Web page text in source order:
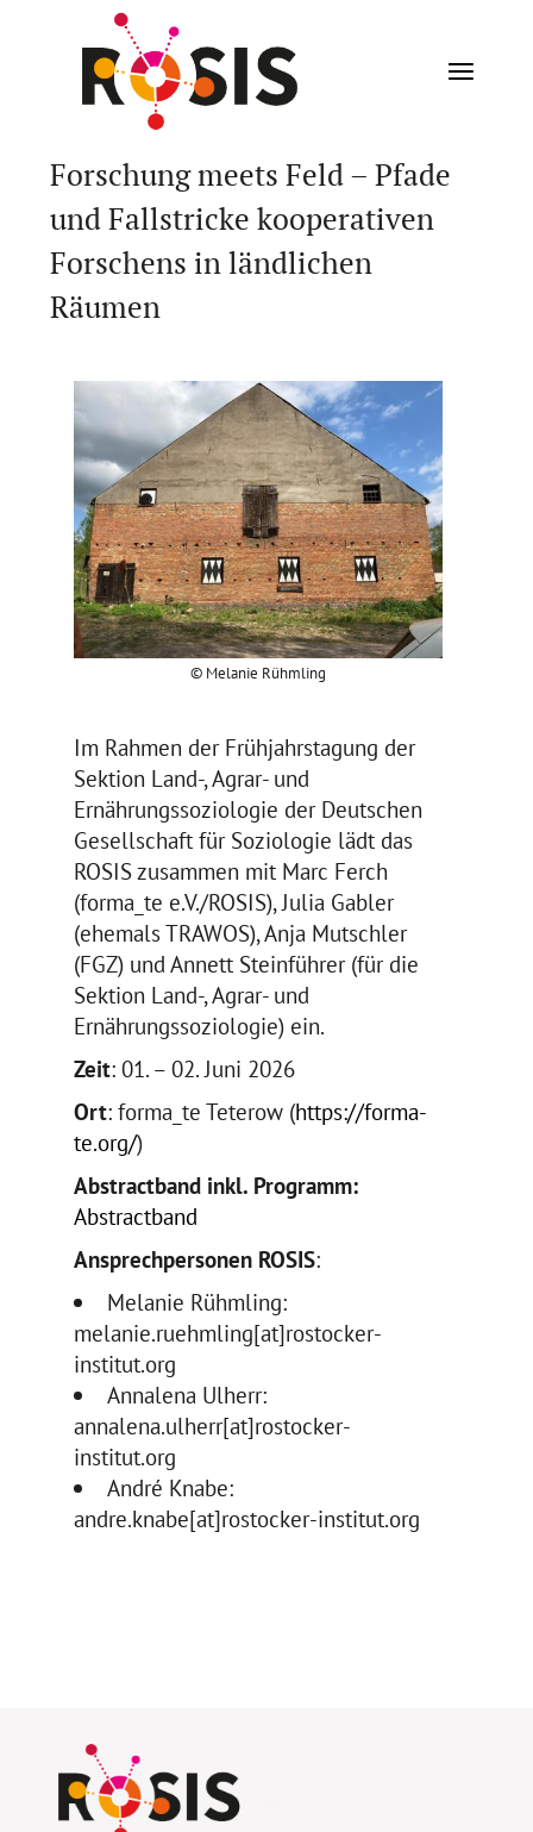
Forschung meets Feld – Pfade
und Fallstricke kooperativen
Forschens in ländlichen
Räumen
© Melanie Rühmling
Im Rahmen der Frühjahrstagung der
Sektion Land-, Agrar- und
Ernährungssoziologie der Deutschen
Gesellschaft für Soziologie lädt das
ROSIS zusammen mit Marc Ferch
(forma_te e.V./ROSIS), Julia Gabler
(ehemals TRAWOS), Anja Mutschler
(FGZ) und Annett Steinführer (für die
Sektion Land-, Agrar- und
Ernährungssoziologie) ein.
Zeit: 01. – 02. Juni 2026
Ort: forma_te Teterow (https://forma-
te.org/)
Abstractband inkl. Programm:
Abstractband
Ansprechpersonen ROSIS:
Melanie Rühmling:
melanie.ruehmling[at]rostocker-
institut.org
Annalena Ulherr:
annalena.ulherr[at]rostocker-
institut.org
André Knabe:
andre.knabe[at]rostocker-institut.org